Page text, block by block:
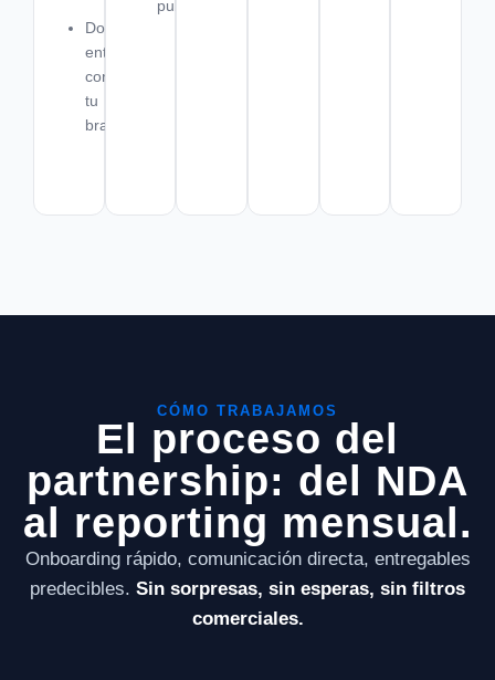
Documento
entregable
con
tu
branding
publicación
CÓMO TRABAJAMOS
El proceso del
partnership: del NDA
al reporting mensual.
Onboarding rápido, comunicación directa, entregables
predecibles. Sin sorpresas, sin esperas, sin filtros
comerciales.